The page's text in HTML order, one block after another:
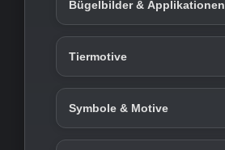
Bügelbilder & Applikationen
Tiermotive
Symbole & Motive